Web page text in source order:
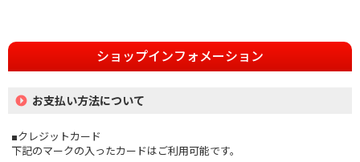
ショップインフォメーション
お支払い方法について
■クレジットカード
下記のマークの入ったカードはご利用可能です。